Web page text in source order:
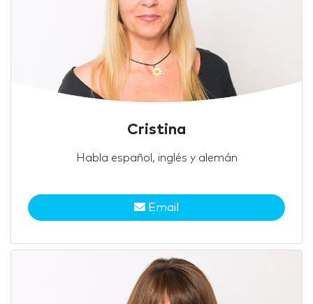
Cristina
Habla español, inglés y alemán
Email